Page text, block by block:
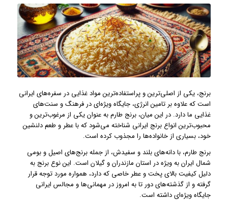
برنج، یکی از اصلی‌ترین و پراستفاده‌ترین مواد غذایی در سفره‌های ایرانی
است که علاوه بر تامین انرژی، جایگاه ویژه‌ای در فرهنگ و سنت‌های
غذایی ما دارد. در این میان، برنج طارم به عنوان یکی از مرغوب‌ترین و
محبوب‌ترین انواع برنج ایرانی شناخته می‌شود که با عطر و طعم دلنشین
خود، بسیاری از خانواده‌ها را مجذوب کرده است.
برنج طارم، با دانه‌های بلند و سفیدش، از جمله برنج‌های اصیل و بومی
شمال ایران به ویژه در استان مازندران و گیلان است. این نوع برنج به
دلیل کیفیت بالای پخت و عطر خاصی که دارد، همواره مورد توجه قرار
گرفته و از گذشته‌های دور تا به امروز در مهمانی‌ها و مجالس ایرانی
جایگاه ویژه‌ای داشته است.